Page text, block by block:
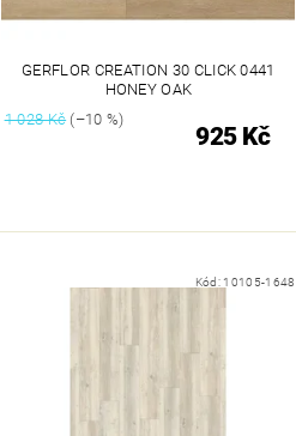
GERFLOR CREATION 30 CLICK 0441
HONEY OAK
1 028 Kč(–10 %)
925 Kč
Kód: 10105-1648